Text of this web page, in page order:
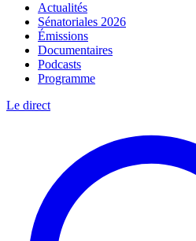
Actualités
Sénatoriales 2026
Émissions
Documentaires
Podcasts
Programme
Le direct